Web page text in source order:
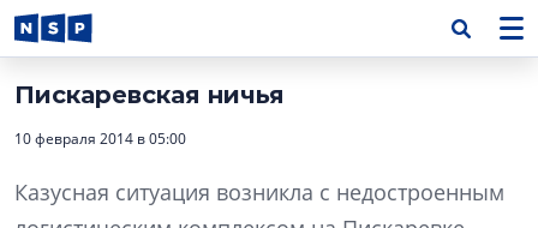
Пискаревская ничья
10 февраля 2014 в 05:00
Казусная ситуация возникла с недостроенным